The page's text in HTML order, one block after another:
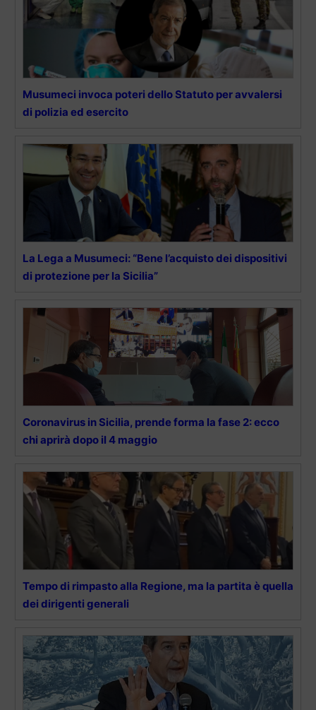
Musumeci invoca poteri dello Statuto per avvalersi
di polizia ed esercito
La Lega a Musumeci: “Bene l’acquisto dei dispositivi
di protezione per la Sicilia”
Coronavirus in Sicilia, prende forma la fase 2: ecco
chi aprirà dopo il 4 maggio
Tempo di rimpasto alla Regione, ma la partita è quella
dei dirigenti generali